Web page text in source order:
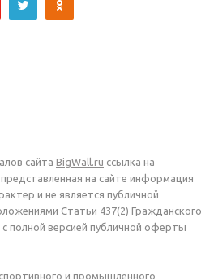
сайта BigWall.ru ссылка на
на сайте информация
и не является публичной
Статьи 437(2) Гражданского
полной версией публичной оферты
и промышленного